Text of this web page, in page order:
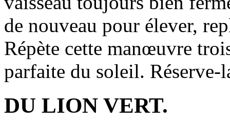
de nouveau pour élever,
Répète cette manœuvre
parfaite du soleil. Réserve-
DU LION VERT.